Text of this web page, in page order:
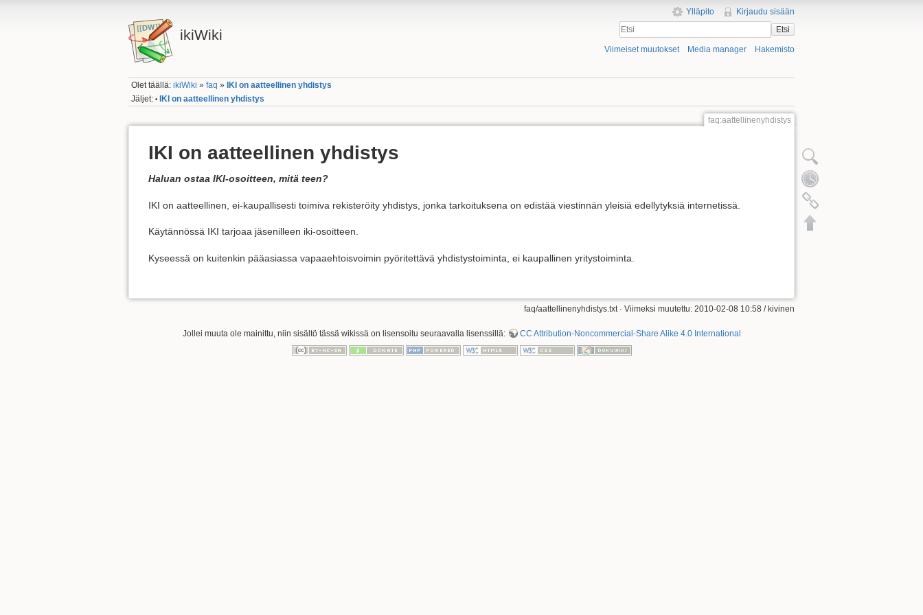
ikiWiki
Ylläpito
Kirjaudu sisään
Etsi
Viimeiset muutokset Media manager Hakemisto
Olet täällä:ikiWiki »faq » IKI on aatteellinen yhdistys
Jäljet: • IKI on aatteellinen yhdistys
faq:aattellinenyhdistys
IKI on aatteellinen yhdistys
Haluan ostaa IKI-osoitteen, mitä teen?
IKI on aatteellinen, ei-kaupallisesti toimiva rekisteröity yhdistys, jonka tarkoituksena on edistää viestinnän yleisiä edellytyksiä internetissä.
Käytännössä IKI tarjoaa jäsenilleen iki-osoitteen.
Kyseessä on kuitenkin pääasiassa vapaaehtoisvoimin pyöritettävä yhdistystoiminta, ei kaupallinen yritystoiminta.
faq/aattellinenyhdistys.txt · Viimeksi muutettu: 2010-02-08 10:58 /kivinen
Jollei muuta ole mainittu, niin sisältö tässä wikissä on lisensoitu seuraavalla lisenssillä: CC Attribution-Noncommercial-Share Alike 4.0 International